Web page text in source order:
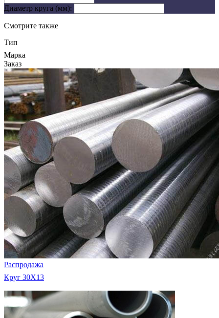
Диаметр круга (мм):
Смотрите также
Тип
Марка
Заказ
Распродажа
Круг 30Х13